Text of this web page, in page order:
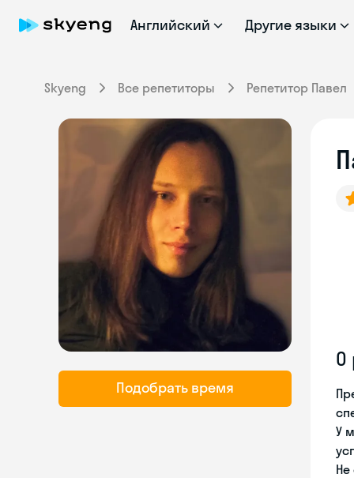
Английский Другие языки
Skyeng Все репетиторы Репетитор Павел
Подобрать время
О
У
Не